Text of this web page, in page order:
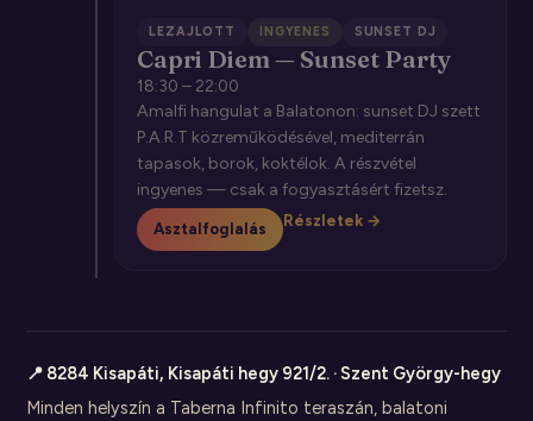
LEZAJLOTT INGYENES SUNSET DJ
Capri Diem — Sunset Party
18:30 – 22:00
Amalfi hangulat a Balatonon: sunset DJ szett
P.A.R.T közreműködésével, mediterrán
tapasok, borok, koktélok. A részvétel
ingyenes — csak a fogyasztásért fizetsz.
Asztalfoglalás Részletek →
📍 8284 Kisapáti, Kisapáti hegy 921/2. · Szent György-hegy
Minden helyszín a Taberna Infinito teraszán, balatoni